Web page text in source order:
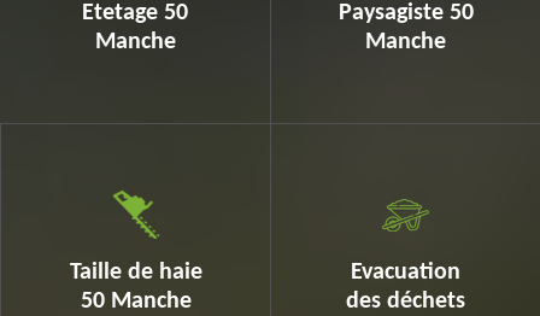
Etetage 50
Manche
Paysagiste 50
Manche
Taille de haie
50 Manche
Evacuation
des déchets